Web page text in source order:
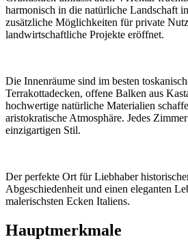
harmonisch in die natürliche Landschaft
zusätzliche Möglichkeiten für private
landwirtschaftliche Projekte eröffnet.
Die Innenräume sind im besten
Terrakottadecken, offene Balken aus
hochwertige natürliche Materialien
aristokratische Atmosphäre. Jedes
einzigartigen Stil.
Der perfekte Ort für Liebhaber
Abgeschiedenheit und einen eleganten
malerischsten Ecken Italiens.
Hauptmerkmale